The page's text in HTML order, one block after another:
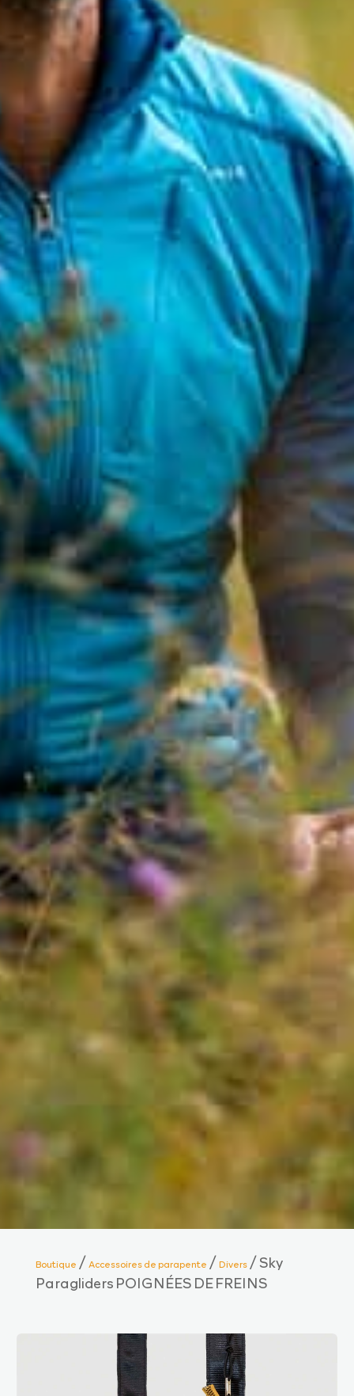
Boutique /Accessoires de parapente /Divers/ Sky
Paragliders POIGNÉES DE FREINS